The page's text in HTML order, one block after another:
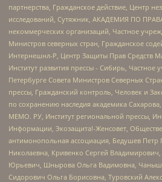
партнерства, Гражданское действие, Центр
исследований, Сутяжник, АКАДЕМИЯ ПО
некоммерческих организаций, Частное
Министров северных стран, Гражданское
Интернешнл-Р, Центр Защиты Прав Средств
Институт развития прессы - Сибирь, Частное
Петербурге Совета Министров Северных
прессы, Гражданский контроль, Человек и
по сохранению наследия академика
МЕМО. РУ, Институт региональной прессы,
Информации, Экозащита!-Женсовет,
антимонопольная ассоциация, Бедушев Петр
Николаевна, Кривенко Сергей
Юрьевич, Шнырова Ольга Вадимовна,
Сидорович Ольга Борисовна, Туровский